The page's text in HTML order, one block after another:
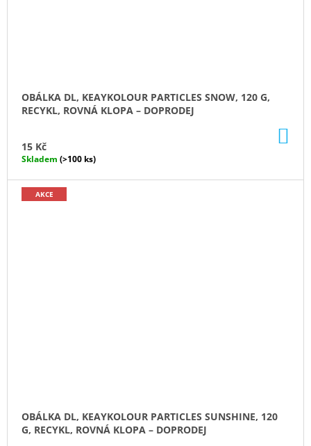
OBÁLKA DL, KEAYKOLOUR PARTICLES SNOW, 120 G,
RECYKL, ROVNÁ KLOPA – DOPRODEJ
15 Kč
Skladem (>100 ks)
AKCE
OBÁLKA DL, KEAYKOLOUR PARTICLES SUNSHINE, 120
G, RECYKL, ROVNÁ KLOPA – DOPRODEJ